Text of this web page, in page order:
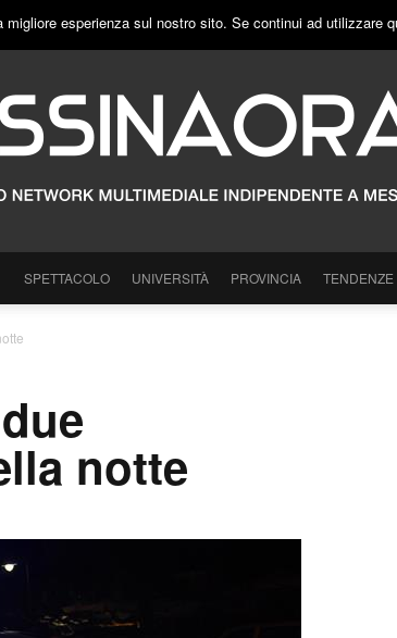
SPETTACOLO UNIVERSITÀ PROVINCIA TENDENZE
notte
esperienza sul nostro sito. Se continui ad utilizzare